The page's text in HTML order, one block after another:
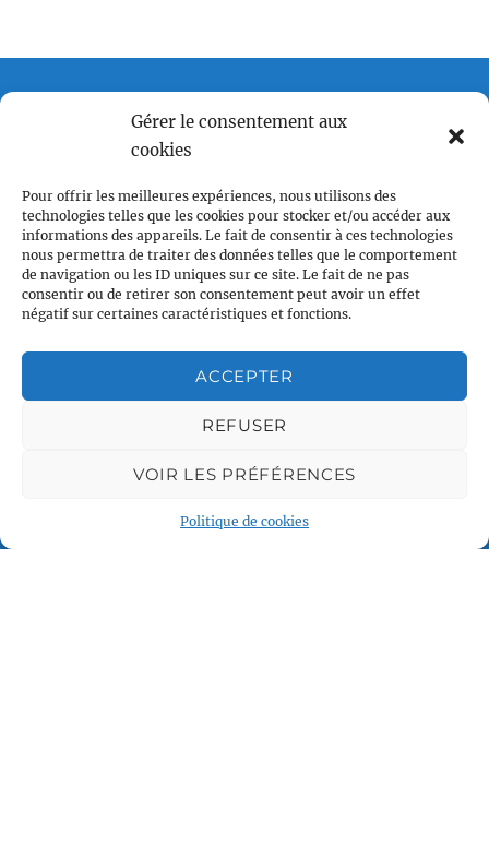
Gérer le consentement aux
cookies
Pour offrir les meilleures expériences, nous utilisons des
technologies telles que les cookies pour stocker et/ou accéder aux
informations des appareils. Le fait de consentir à ces technologies
nous permettra de traiter des données telles que le comportement
de navigation ou les ID uniques sur ce site. Le fait de ne pas
consentir ou de retirer son consentement peut avoir un effet
négatif sur certaines caractéristiques et fonctions.
ACCEPTER
REFUSER
VOIR LES PRÉFÉRENCES
Politique de cookies
Centre LGBTQI+, 63 rue Beaubourg 75003 Paris
contact@vcl.fr
Associations partenaires
Qui sommes nous